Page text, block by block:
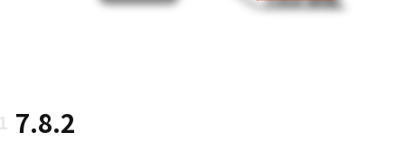
7.8.2